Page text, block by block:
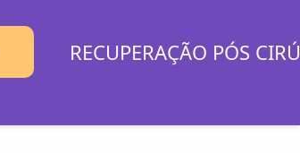
RECUPERAÇÃO PÓS